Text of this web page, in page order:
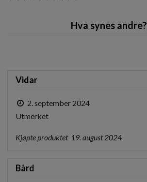
Hva synes andre?
Vidar
2. september 2024
Utmerket
Kjøpte produktet 19. august 2024
Bård